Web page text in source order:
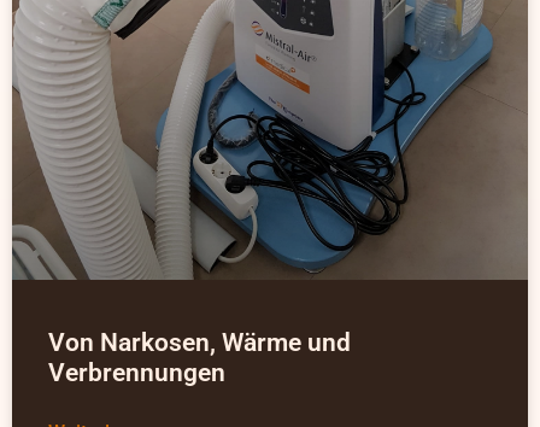
Von Narkosen, Wärme und
Verbrennungen